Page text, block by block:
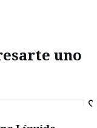
uno